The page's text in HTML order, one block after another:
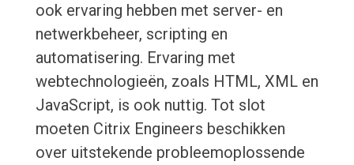
ook ervaring hebben met server- en
netwerkbeheer, scripting en
automatisering. Ervaring met
webtechnologieën, zoals HTML, XML en
JavaScript, is ook nuttig. Tot slot
moeten Citrix Engineers beschikken
over uitstekende probleemoplossende